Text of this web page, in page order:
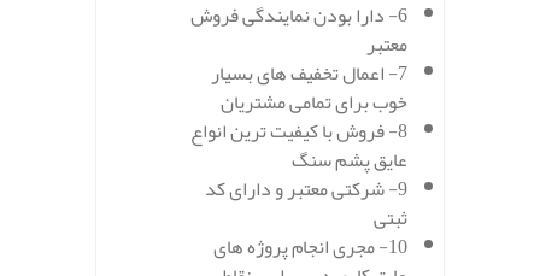
6- دارا بودن نمایندگی فروش
معتبر
7- اعمال تخفیف های بسیار
خوب برای تمامی مشتریان
8- فروش با کیفیت ترین انواع
عایق پشم سنگ
9- شرکتی معتبر و دارای کد
ثبتی
10- مجری انجام پروژه های